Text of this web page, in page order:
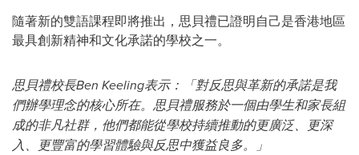
隨著新的雙語課程即將推出，思貝禮已證明自己是香港地區
最具創新精神和文化承諾的學校之一。
思貝禮校長Ben Keeling表示：「對反思與革新的承諾是我
們辦學理念的核心所在。 思貝禮服務於一個由學生和家長組
成的非凡社群，他們都能從學校持續推動的更廣泛、更深
入、更豐富的學習體驗與反思中獲益良多。」